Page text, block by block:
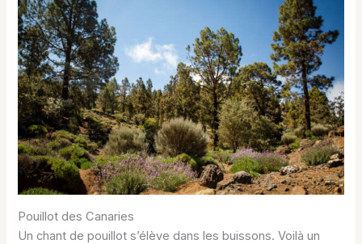
Pouillot des Canaries
Un chant de pouillot s’élève dans les buissons. Voilà un